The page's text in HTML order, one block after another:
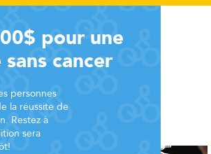
pour une
cancer
personnes
la réussite de
Restez à
sera